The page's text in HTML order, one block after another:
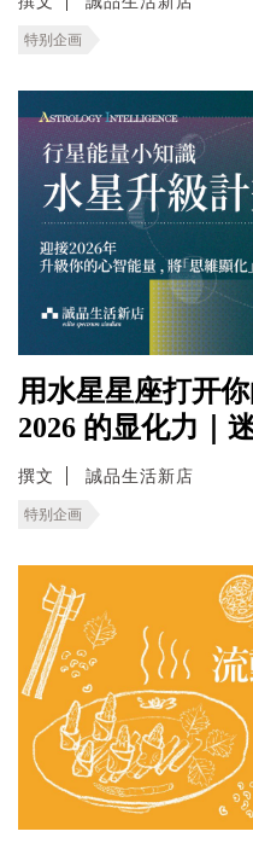
特别企画
用水星星座打开
2026 的显化力｜
撰文 誠品生活新店
特别企画